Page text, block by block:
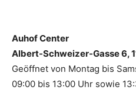
Auhof Center
Albert-Schweizer-Gasse 6,
Geöffnet von Montag bis
09:00 bis 13:00 Uhr sowie